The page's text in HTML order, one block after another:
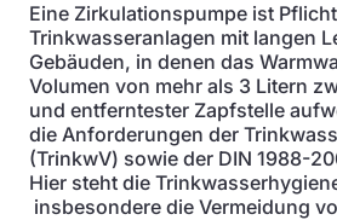
Eine Zirkulationspumpe ist
Trinkwasseranlagen mit langen
Gebäuden, in denen das
Volumen von mehr als 3 Litern
und entferntester Zapfstelle
die Anforderungen der
(TrinkwV) sowie der DIN 1988-
Hier steht die
insbesondere die Vermeidung